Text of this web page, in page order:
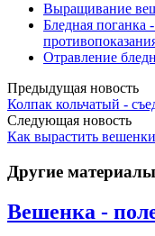
Выращивание
Бледная поганка
Отравление
Предыдущая новость
Колпак кольчатый -
Следующая новость
Как вырастить
Другие материалы
Вешенка -